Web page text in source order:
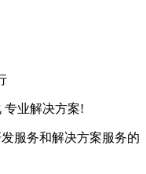
专业解决方案!
服务和解决方案服务的